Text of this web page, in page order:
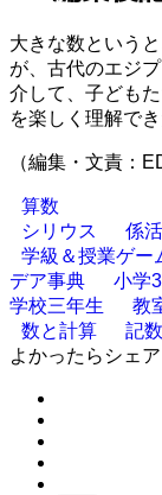
大きな数という
が、古代のエジ
介して、子ども
を楽しく理解で
（編集・文責：
算数
シリウス
係
学級＆授業ゲー
デア事典
小学
学校三年生
教
数と計算
記
よかったらシェア